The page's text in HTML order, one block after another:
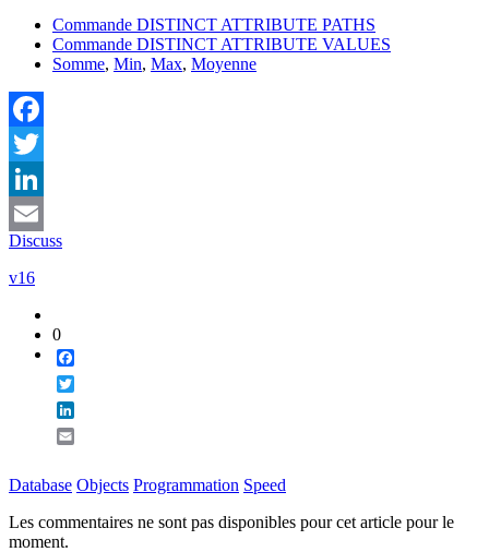
Commande DISTINCT ATTRIBUTE PATHS
Commande DISTINCT ATTRIBUTE VALUES
Somme, Min, Max, Moyenne
Facebook
Twitter
LinkedIn
Email
Discuss
v16
0
Database Objects Programmation Speed
Les commentaires ne sont pas disponibles pour cet article pour le
moment.